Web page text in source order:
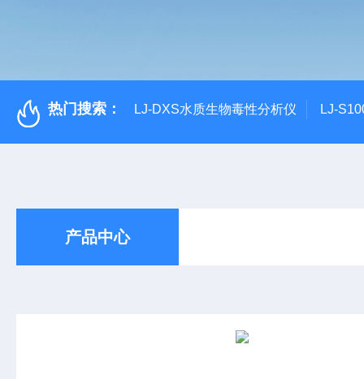
热门搜索： LJ-DXS水质生物毒性分析仪 LJ-
产品中心